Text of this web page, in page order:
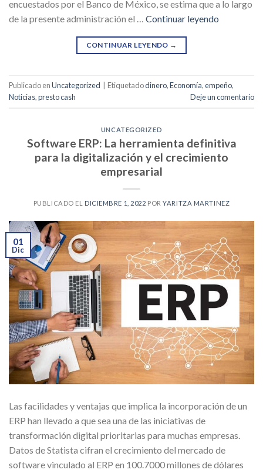
encuestados por el Banco de México, se estima que a lo largo
de la presente administración el … Continuar leyendo
CONTINUAR LEYENDO →
Publicado enUncategorized Etiquetadodinero,Economía,empeño,
Noticias,presto cash Deje un comentario
UNCATEGORIZED
Software ERP: La herramienta definitiva
para la digitalización y el crecimiento
empresarial
PUBLICADO EL DICIEMBRE 1, 2022 PORYARITZA MARTINEZ
01
Dic
Las facilidades y ventajas que implica la incorporación de un
ERP han llevado a que sea una de las iniciativas de
transformación digital prioritarias para muchas empresas.
Datos de Statista cifran el crecimiento del mercado de
software vinculado al ERP en 100.7000 millones de dólares